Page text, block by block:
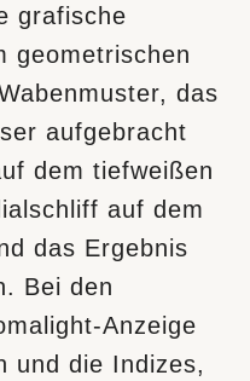
grafische
geometrischen
das
aufgebracht
dem tiefweißen
auf dem
das Ergebnis
Bei den
Anzeige
und die Indizes,